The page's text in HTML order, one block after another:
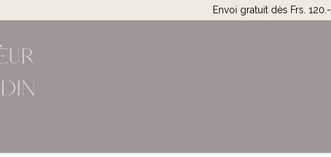
Envoi gratuit dès Frs. 120.-